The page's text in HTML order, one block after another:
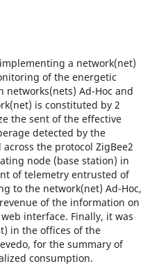
a network(net)
of the energetic
Ad-Hoc and
is constituted by 2
the sent of the effective
detected by the
the protocol ZigBee2
node (base station) in
of telemetry entrusted of
to the network(net) Ad-Hoc,
of the information on
interface. Finally, it was
in the offices of the
for the summary of
consumption.